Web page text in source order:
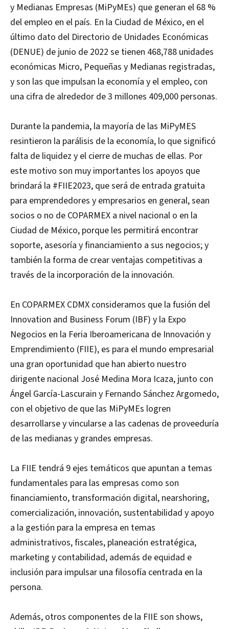
y Medianas Empresas (MiPyMEs) que generan el 68 %
del empleo en el país. En la Ciudad de México, en el
último dato del Directorio de Unidades Económicas
(DENUE) de junio de 2022 se tienen 468,788 unidades
económicas Micro, Pequeñas y Medianas registradas,
y son las que impulsan la economía y el empleo, con
una cifra de alrededor de 3 millones 409,000 personas.
Durante la pandemia, la mayoría de las MiPyMES
resintieron la parálisis de la economía, lo que significó
falta de liquidez y el cierre de muchas de ellas. Por
este motivo son muy importantes los apoyos que
brindará la #FIIE2023, que será de entrada gratuita
para emprendedores y empresarios en general, sean
socios o no de COPARMEX a nivel nacional o en la
Ciudad de México, porque les permitirá encontrar
soporte, asesoría y financiamiento a sus negocios; y
también la forma de crear ventajas competitivas a
través de la incorporación de la innovación.
En COPARMEX CDMX consideramos que la fusión del
Innovation and Business Forum (IBF) y la Expo
Negocios en la Feria Iberoamericana de Innovación y
Emprendimiento (FIIE), es para el mundo empresarial
una gran oportunidad que han abierto nuestro
dirigente nacional José Medina Mora Icaza, junto con
Ángel García-Lascurain y Fernando Sánchez Argomedo,
con el objetivo de que las MiPyMEs logren
desarrollarse y vincularse a las cadenas de proveeduría
de las medianas y grandes empresas.
La FIIE tendrá 9 ejes temáticos que apuntan a temas
fundamentales para las empresas como son
financiamiento, transformación digital, nearshoring,
comercialización, innovación, sustentabilidad y apoyo
a la gestión para la empresa en temas
administrativos, fiscales, planeación estratégica,
marketing y contabilidad, además de equidad e
inclusión para impulsar una filosofía centrada en la
persona.
Además, otros componentes de la FIIE son shows,